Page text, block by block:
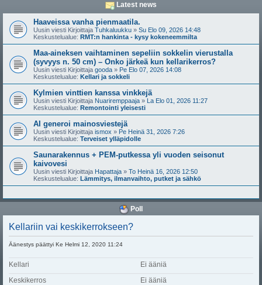
Latest news
Haaveissa vanha pienmaatila.
Uusin viesti Kirjoittaja Tuhkaluukku » Su Elo 09, 2026 14:48
Keskustelualue: RMT:n hankinta - kysy kokeneemmilta
Maa-aineksen vaihtaminen sepeliin sokkelin vierustalla
(syvyys n. 50 cm) – Onko järkeä kun kellarikerros?
Uusin viesti Kirjoittaja gooda » Pe Elo 07, 2026 14:08
Keskustelualue: Kellari ja sokkeli
Kylmien vinttien kanssa vinkkejä
Uusin viesti Kirjoittaja Nuariremppaaja » La Elo 01, 2026 11:27
Keskustelualue: Remontointi yleisesti
AI generoi mainosviestejä
Uusin viesti Kirjoittaja ismox » Pe Heinä 31, 2026 7:26
Keskustelualue: Terveiset ylläpidolle
Saunarakennus + PEM-putkessa yli vuoden seisonut
kaivovesi
Uusin viesti Kirjoittaja Hapattaja » To Heinä 16, 2026 12:50
Keskustelualue: Lämmitys, ilmanvaihto, putket ja sähkö
Poll
Kellariin vai keskikerrokseen?
Äänestys päättyi Ke Helmi 12, 2020 11:24
Kellari
Ei ääniä
Keskikerros
Ei ääniä